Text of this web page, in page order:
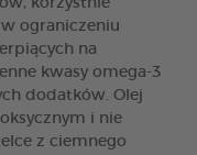
ograniczeniu
na
kwasy omega-3
dodatków. Olej
i nie
z ciemnego